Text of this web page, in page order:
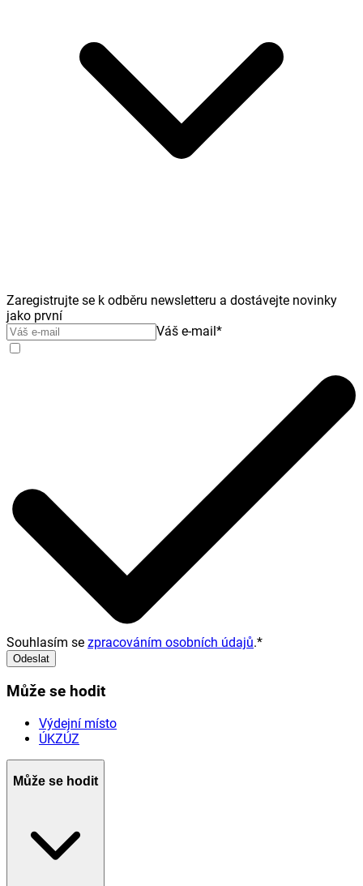
Zaregistrujte se k odběru newsletteru a dostávejte novinky
jako první
Váš e-mail*
Souhlasím se zpracováním osobních údajů.*
Odeslat
Může se hodit
Výdejní místo
ÚKZÚZ
Může se hodit